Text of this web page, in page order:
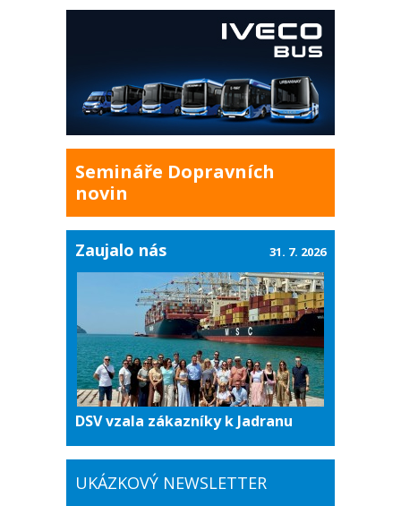
Semináře Dopravních
novin
Zaujalo nás
DSV vzala zákazníky k Jadranu
31. 7. 2026
UKÁZKOVÝ NEWSLETTER